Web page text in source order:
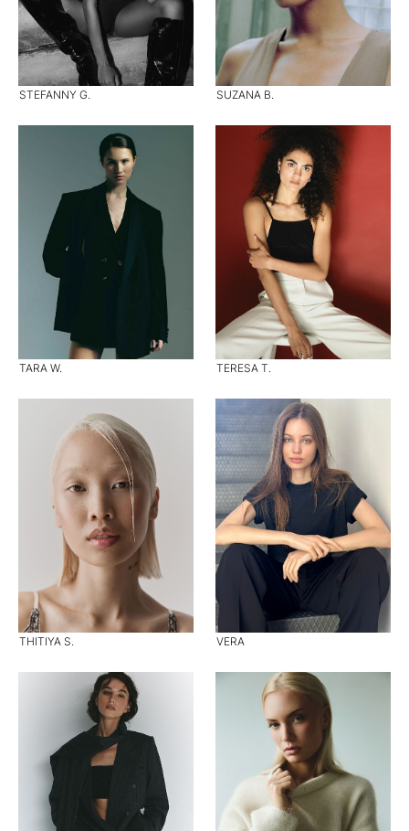
STEFANNY G. SUZANA B.
TARA W. TERESA T.
THITIYA S. VERA